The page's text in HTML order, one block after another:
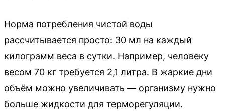
Норма потребления чистой воды
рассчитывается просто: 30 мл на каждый
килограмм веса в сутки. Например, человеку
весом 70 кг требуется 2,1 литра. В жаркие дни
объём можно увеличивать — организму нужно
больше жидкости для терморегуляции.